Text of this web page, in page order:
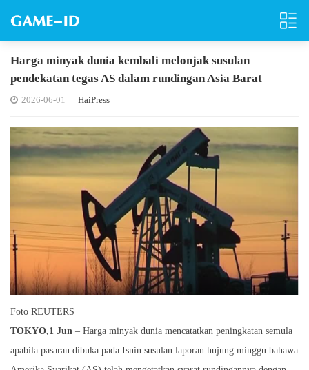
Harga minyak dunia kembali melonjak susulan
pendekatan tegas AS dalam rundingan Asia Barat
2026-06-01 HaiPress
Foto REUTERS
TOKYO,1 Jun – Harga minyak dunia mencatatkan peningkatan semula
apabila pasaran dibuka pada Isnin susulan laporan hujung minggu bahawa